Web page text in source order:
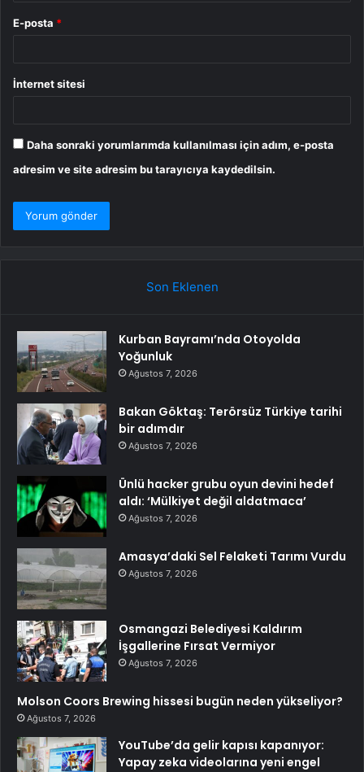
E-posta *
İnternet sitesi
Daha sonraki yorumlarımda kullanılması için adım, e-posta
adresim ve site adresim bu tarayıcıya kaydedilsin.
Son Eklenen
Kurban Bayramı’nda Otoyolda
Yoğunluk
Ağustos 7, 2026
Bakan Göktaş: Terörsüz Türkiye tarihi
bir adımdır
Ağustos 7, 2026
Ünlü hacker grubu oyun devini hedef
aldı: ‘Mülkiyet değil aldatmaca’
Ağustos 7, 2026
Amasya’daki Sel Felaketi Tarımı Vurdu
Ağustos 7, 2026
Osmangazi Belediyesi Kaldırım
İşgallerine Fırsat Vermiyor
Ağustos 7, 2026
Molson Coors Brewing hissesi bugün neden yükseliyor?
Ağustos 7, 2026
YouTube’da gelir kapısı kapanıyor:
Yapay zeka videolarına yeni engel